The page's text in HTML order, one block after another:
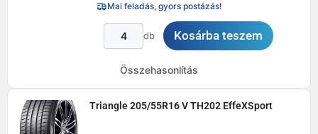
Mai feladás, gyors postázás!
db Kosárba teszem
Összehasonlítás
Triangle 205/55R16 V TH202 EffeXSport